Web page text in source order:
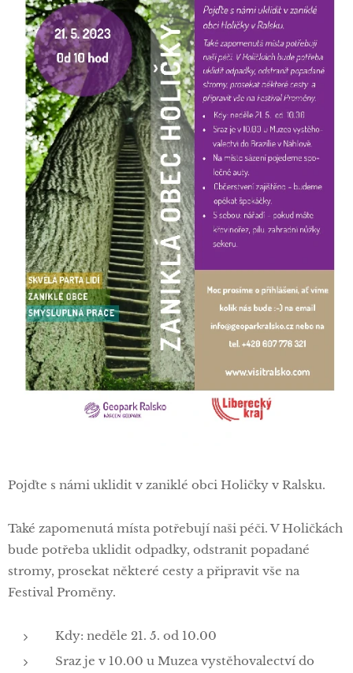
Pojďte s námi uklidit v zaniklé obci Holičky v Ralsku.
Také zapomenutá místa potřebují naši péči. V Holičkách
bude potřeba uklidit odpadky, odstranit popadané
stromy, prosekat některé cesty a připravit vše na
Festival Proměny.
Kdy: neděle 21. 5. od 10.00
Sraz je v 10.00 u Muzea vystěhovalectví do